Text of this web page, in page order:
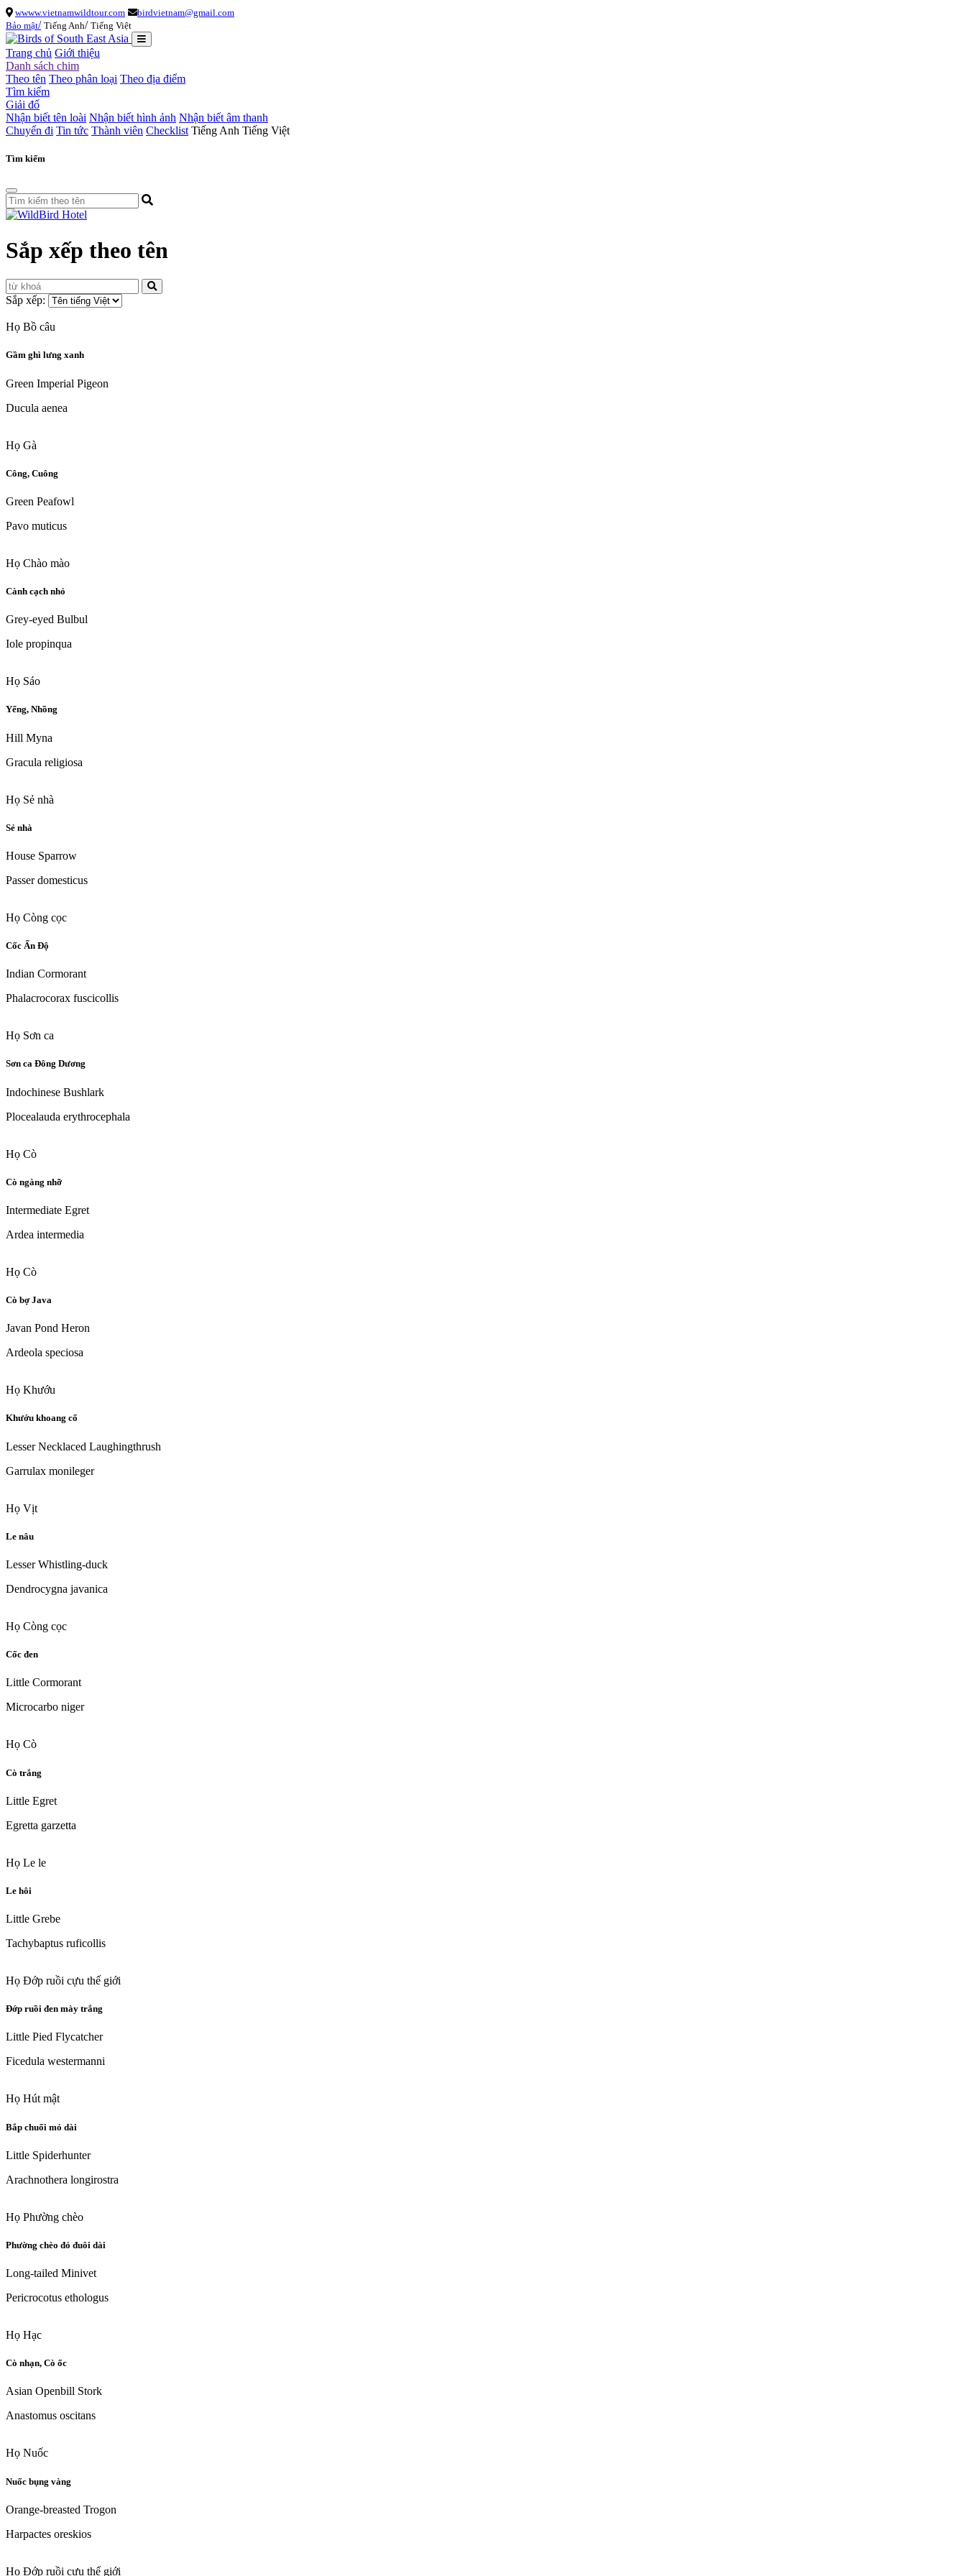
wwww.vietnamwildtour.com
birdvietnam@gmail.com
Bảo mật/ Tiếng Anh/ Tiếng Việt
Trang chủ Giới thiệu
Danh sách chim
Theo tên Theo phân loại Theo địa điểm
Tìm kiếm
Giải đố
Nhận biết tên loài Nhận biết hình ảnh Nhận biết âm thanh
Chuyến đi Tin tức Thành viên Checklist Tiếng Anh Tiếng Việt
Tìm kiếm
Sắp xếp theo tên
Sắp xếp:
Họ Bồ câu
Gầm ghì lưng xanh
Green Imperial Pigeon
Ducula aenea
Họ Gà
Công, Cuông
Green Peafowl
Pavo muticus
Họ Chào mào
Cành cạch nhỏ
Grey-eyed Bulbul
Iole propinqua
Họ Sáo
Yểng, Nhồng
Hill Myna
Gracula religiosa
Họ Sẻ nhà
Sẻ nhà
House Sparrow
Passer domesticus
Họ Còng cọc
Cốc Ấn Độ
Indian Cormorant
Phalacrocorax fuscicollis
Họ Sơn ca
Sơn ca Đông Dương
Indochinese Bushlark
Plocealauda erythrocephala
Họ Cò
Cò ngàng nhỡ
Intermediate Egret
Ardea intermedia
Họ Cò
Cò bợ Java
Javan Pond Heron
Ardeola speciosa
Họ Khướu
Khướu khoang cổ
Lesser Necklaced Laughingthrush
Garrulax monileger
Họ Vịt
Le nâu
Lesser Whistling-duck
Dendrocygna javanica
Họ Còng cọc
Cốc đen
Little Cormorant
Microcarbo niger
Họ Cò
Cò trắng
Little Egret
Egretta garzetta
Họ Le le
Le hôi
Little Grebe
Tachybaptus ruficollis
Họ Đớp ruồi cựu thế giới
Đớp ruồi đen mày trắng
Little Pied Flycatcher
Ficedula westermanni
Họ Hút mật
Bắp chuối mỏ dài
Little Spiderhunter
Arachnothera longirostra
Họ Phường chèo
Phường chèo đỏ đuôi dài
Long-tailed Minivet
Pericrocotus ethologus
Họ Hạc
Cò nhạn, Cò ốc
Asian Openbill Stork
Anastomus oscitans
Họ Nuốc
Nuốc bụng vàng
Orange-breasted Trogon
Harpactes oreskios
Họ Đớp ruồi cựu thế giới